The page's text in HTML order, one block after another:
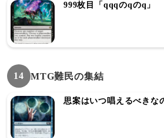
999枚目「qqqのqのq」
14 MTG難民の集結
思案はいつ唱えるべき